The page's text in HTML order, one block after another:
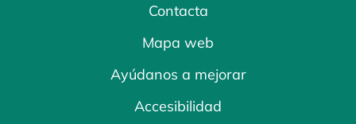
Contacta
Mapa web
Ayúdanos a mejorar
Accesibilidad